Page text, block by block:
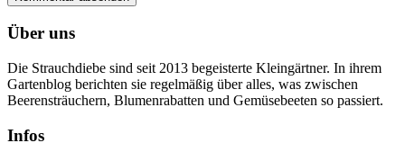
Über uns
Die Strauchdiebe sind seit 2013 begeisterte Kleingärtner. In ihrem
Gartenblog berichten sie regelmäßig über alles, was zwischen
Beerensträuchern, Blumenrabatten und Gemüsebeeten so passiert.
Infos